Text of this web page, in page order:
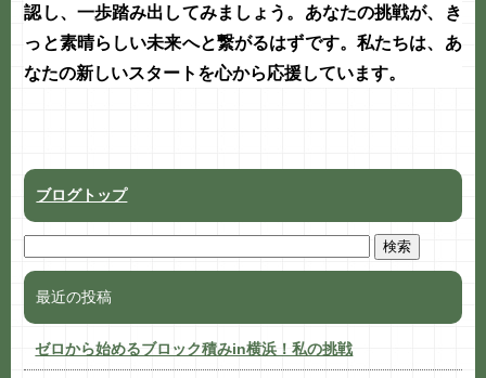
認し、一歩踏み出してみましょう。あなたの挑戦が、き
っと素晴らしい未来へと繋がるはずです。私たちは、あ
なたの新しいスタートを心から応援しています。
ブログトップ
最近の投稿
ゼロから始めるブロック積みin横浜！私の挑戦